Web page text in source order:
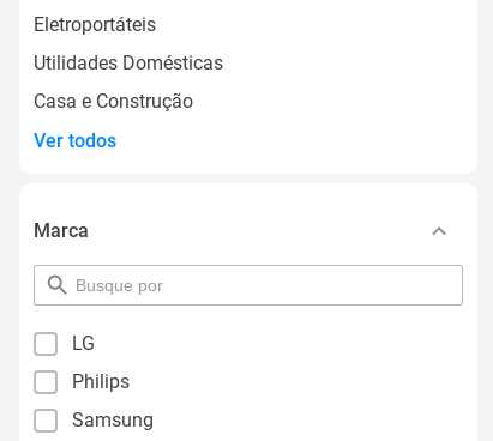
Eletroportáteis
Utilidades Domésticas
Casa e Construção
Ver todos
Marca
pesquisar
por
LG
Philips
Samsung